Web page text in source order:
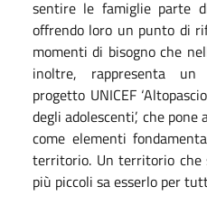
sentire le famiglie parte
offrendo loro un punto di
momenti di bisogno che
inoltre, rappresenta
progetto UNICEF
degli adolescenti’, che
come elementi
territorio. Un territorio che
più piccoli sa esserlo per